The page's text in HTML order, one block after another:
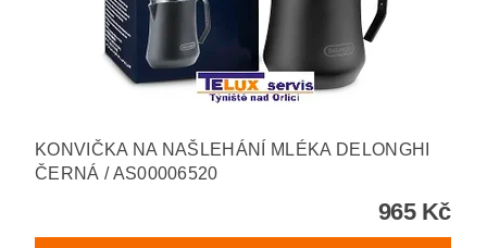
KONVIČKA NA NAŠLEHÁNÍ MLÉKA DELONGHI
ČERNÁ / AS00006520
965 Kč